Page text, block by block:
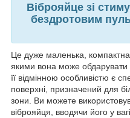
Віброяйце зі
бездротовим
Це дуже маленька, компактна
якими вона може обдарувати
її відмінною особливістю є
поверхні, призначений для
зони. Ви можете
віброяйця, вводячи його у